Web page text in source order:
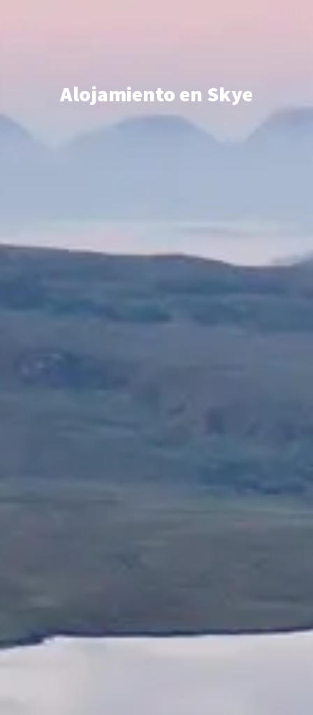
Alojamiento en Skye